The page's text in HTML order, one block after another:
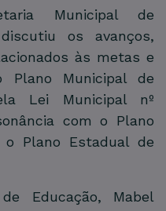
Municipal de
os avanços,
às metas e
Plano Municipal de
Lei Municipal nº
com o Plano
o Plano Estadual de
Educação, Mabel